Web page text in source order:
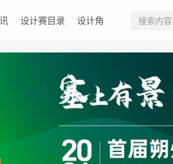
设计赛目录 设计角